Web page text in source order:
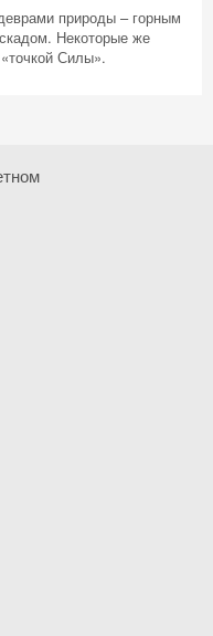
природы – горным
Некоторые же
Силы».